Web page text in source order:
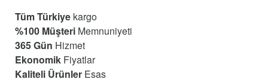
Tüm Türkiye kargo
%100 Müşteri Memnuniyeti
365 Gün Hizmet
Ekonomik Fiyatlar
Kaliteli Ürünler Esas